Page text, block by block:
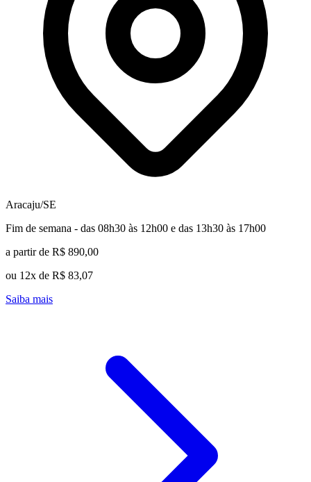
Aracaju/SE
Fim de semana - das 08h30 às 12h00 e das 13h30 às 17h00
a partir de R$ 890,00
ou 12x de R$ 83,07
Saiba mais